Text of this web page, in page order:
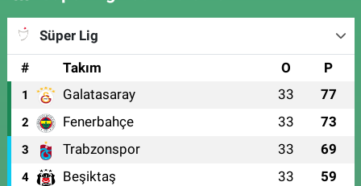
Süper Lig
#
Takım O P
1 Galatasaray 33 77
2 Fenerbahçe 33 73
3 Trabzonspor 33 69
4 Beşiktaş 33 59